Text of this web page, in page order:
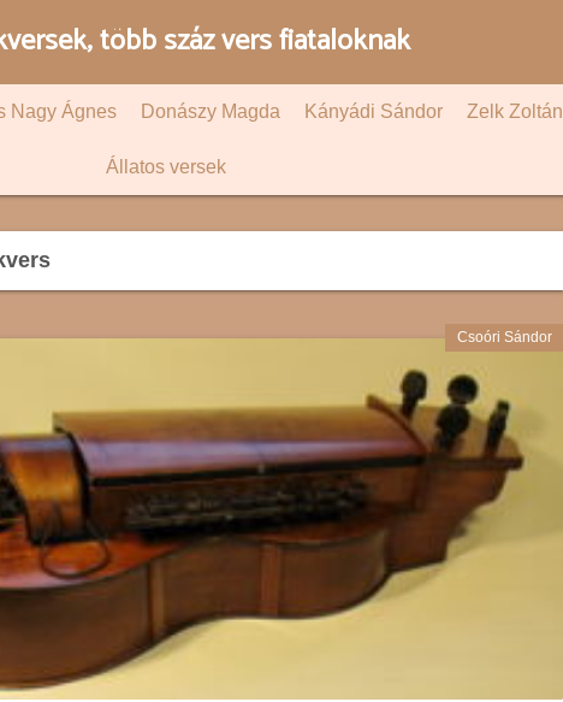
több száz vers fiataloknak
Nagy Ágnes Donászy Magda Kányádi Sándor Zelk Zoltán
Állatos versek
Csoóri Sándor